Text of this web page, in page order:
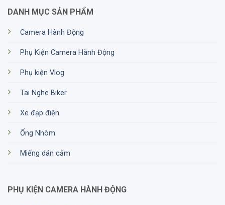
DANH MỤC SẢN PHẨM
Camera Hành Động
Phụ Kiện Camera Hành Động
Phụ kiện Vlog
Tai Nghe Biker
Xe đạp điện
Ống Nhòm
Miếng dán cằm
PHỤ KIỆN CAMERA HÀNH ĐỘNG